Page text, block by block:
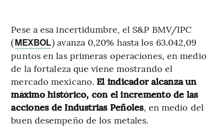
Pese a esa incertidumbre, el S&P BMV/IPC
(MEXBOL) avanza 0,20% hasta los 63.042,09
puntos en las primeras operaciones, en medio
de la fortaleza que viene mostrando el
mercado mexicano. El indicador alcanza un
máximo histórico, con el incremento de las
acciones de Industrias Peñoles, en medio del
buen desempeño de los metales.